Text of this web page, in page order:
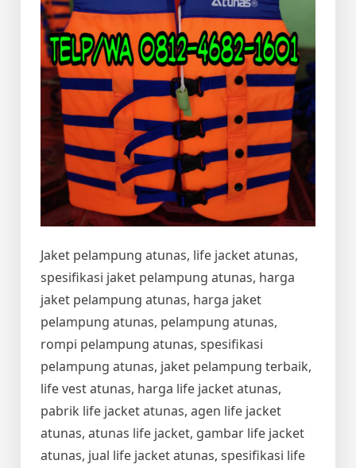
Jaket pelampung atunas, life jacket atunas,
spesifikasi jaket pelampung atunas, harga
jaket pelampung atunas, harga jaket
pelampung atunas, pelampung atunas,
rompi pelampung atunas, spesifikasi
pelampung atunas, jaket pelampung terbaik,
life vest atunas, harga life jacket atunas,
pabrik life jacket atunas, agen life jacket
atunas, atunas life jacket, gambar life jacket
atunas, jual life jacket atunas, spesifikasi life